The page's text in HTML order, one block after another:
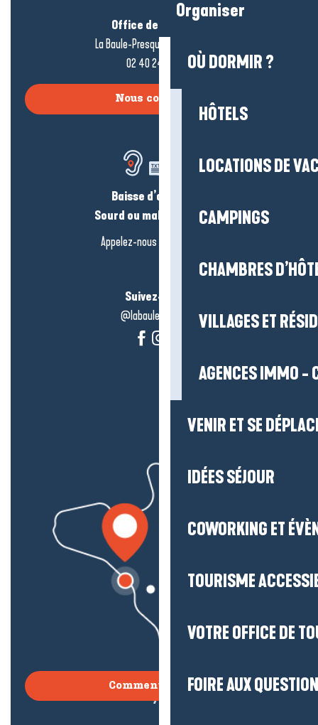
Organiser
OÙ DORMIR ?
HÔTELS
LOCATIONS DE
CAMPINGS
CHAMBRES
VILLAGES ET
AGENCES IMMO -
VENIR ET SE
IDÉES SÉJOUR
COWORKING ET
TOURISME
VOTRE OFFICE DE
FOIRE AUX
Office de tourisme
La Baule-Presqu’île de Guérande
02 40 24 34 44
Nous contacter
Baisse d’audition ?
Sourd ou malentendant ?
Appelez-nous en
Suivez-nous !
@labauleguérande
Comment venir ?